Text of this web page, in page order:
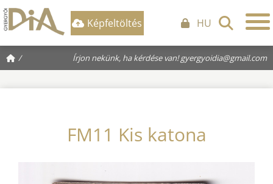
Képfeltöltés HU
/ Írjon nekünk, ha kérdése van!gyergyoidia@gmail.com
FM11 Kis katona